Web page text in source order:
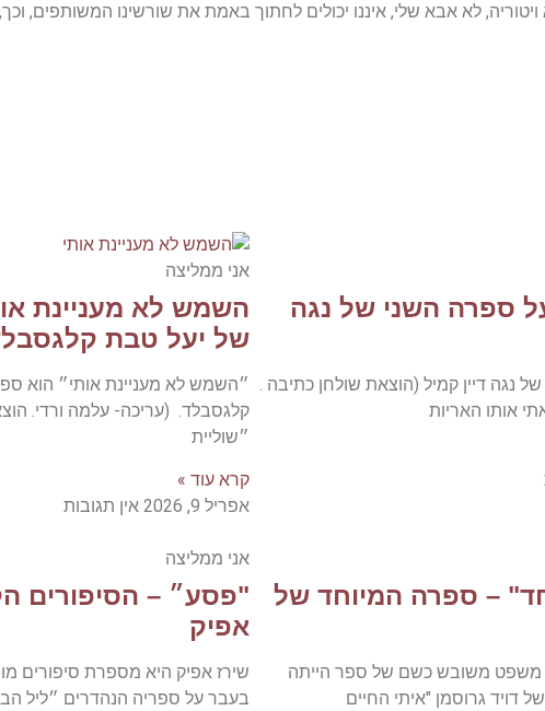
לא אבא שלי, איננו יכולים לחתוך באמת את שורשינו המשותפים,
ספרה השני של נגה
נגה דיין קמיל (הוצאת שולחן כתיבה .
אותו האריות
אני ממליצה
השמש לא מעניינת
של יעל טבת
״השמש לא מעניינת אותי״ הוא
קלגסבלד. (עריכה- עלמה ורדי.
״שוליית
קרא עוד »
אפריל 9, 2026
אין תגובות
– ספרה המיוחד של
משובש כשם של ספר הייתה
גרוסמן "איתי החיים
אני ממליצה
"פסע״ – הסיפורים
אפיק
שירז אפיק היא מספרת סיפורים
בעבר על ספריה הנהדרים ״ליל